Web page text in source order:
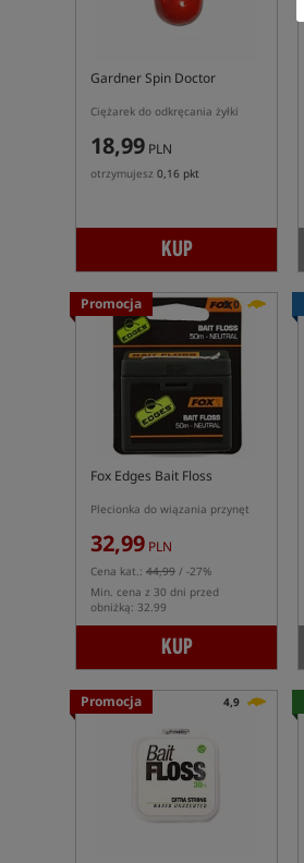
Gardner Spin Doctor
Ciężarek do odkręcania żyłki
18,99 PLN
otrzymujesz 0,16 pkt
KUP
Promocja 5,0
Fox Edges Bait Floss
Plecionka do wiązania przynęt
32,99 PLN
Cena kat.: 44,99 / -27%
Min. cena z 30 dni przed
obniżką: 32.99
KUP
Promocja 4,9